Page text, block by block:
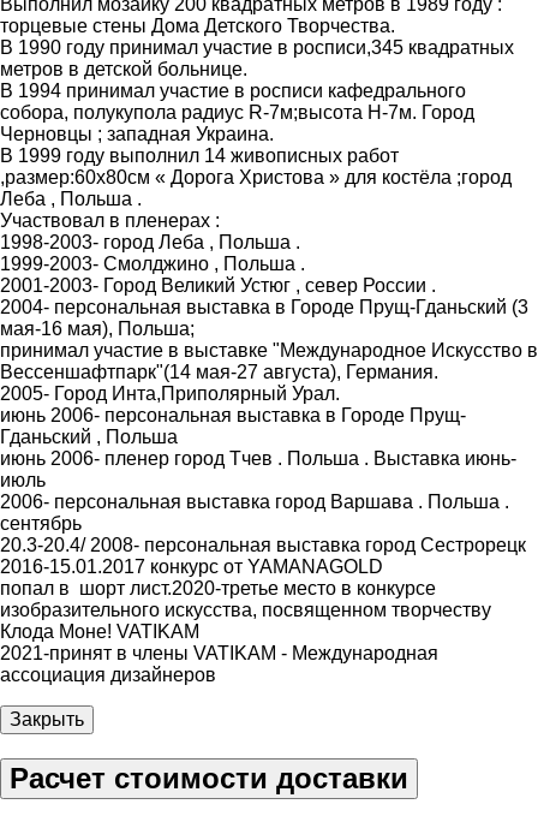
Выполнил мозаику 200 квадратных метров в 1989 году :
торцевые стены Дома Детского Творчества.
В 1990 году принимал участие в росписи,345 квадратных
метров в детской больнице.
В 1994 принимал участие в росписи кафедрального
собора, полукупола радиус R-7м;высота H-7м. Город
Черновцы ; западная Украина.
В 1999 году выполнил 14 живописных работ
,размер:60х80см « Дорога Христова » для костёла ;город
Леба , Польша .
Участвовал в пленерах :
1998-2003- город Леба , Польша .
1999-2003- Смолджино , Польша .
2001-2003- Город Великий Устюг , север России .
2004- персональная выставка в Городе Прущ-Гданьский (3
мая-16 мая), Польша;
принимал участие в выставке "Международное Искусство в
Вессеншафтпарк"(14 мая-27 августа), Германия.
2005- Город Инта,Приполярный Урал.
июнь 2006- персональная выставка в Городе Прущ-
Гданьский , Польша
июнь 2006- пленер город Тчев . Польша . Выставка июнь-
июль
2006- персональная выставка город Варшава . Польша .
сентябрь
20.3-20.4/ 2008- персональная выставка город Сестрорецк
2016-15.01.2017 конкурс от YAMANAGOLD
попал в шорт лист.2020-третье место в конкурсе
изобразительного искусства, посвященном творчеству
Клода Моне! VATIKAM
2021-принят в члены VATIKAM - Международная
ассоциация дизайнеров
Закрыть
Расчет стоимости доставки